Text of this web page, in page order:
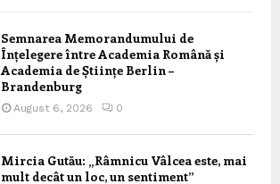
Semnarea Memorandumului de
Înțelegere între Academia Română și
Academia de Științe Berlin –
Brandenburg
August 6, 2026 0
Mircia Gutău: „Râmnicu Vâlcea este, mai
mult decât un loc, un sentiment”